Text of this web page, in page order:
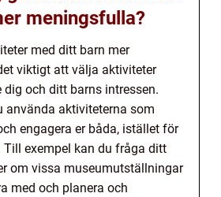
meningsfulla?
med ditt barn mer
viktigt att välja aktiviteter
dig och ditt barns intressen.
använda aktiviteterna som
engagera er båda, istället för
exempel kan du fråga ditt
om vissa museumutställningar
med och planera och